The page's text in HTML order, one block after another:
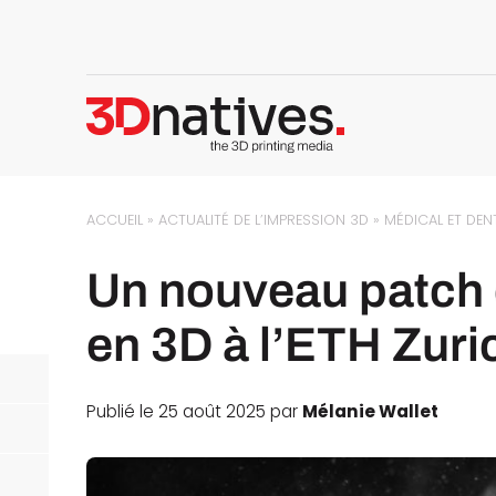
ACCUEIL »ACTUALITÉ DE L’IMPRESSION 3D » MÉDICAL ET
Un nouveau
en 3D à l’ETH
Publié le 25 août 2025 par Mélanie Wallet